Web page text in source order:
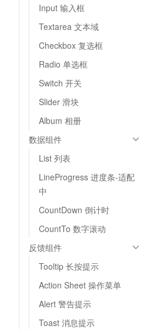
Input 输入框
Textarea 文本域
Checkbox 复选框
Radio 单选框
Switch 开关
Slider 滑块
Album 相册
数据组件
List 列表
LineProgress 进度条-适配
中
CountDown 倒计时
CountTo 数字滚动
反馈组件
Tooltip 长按提示
Action Sheet 操作菜单
Alert 警告提示
Toast 消息提示